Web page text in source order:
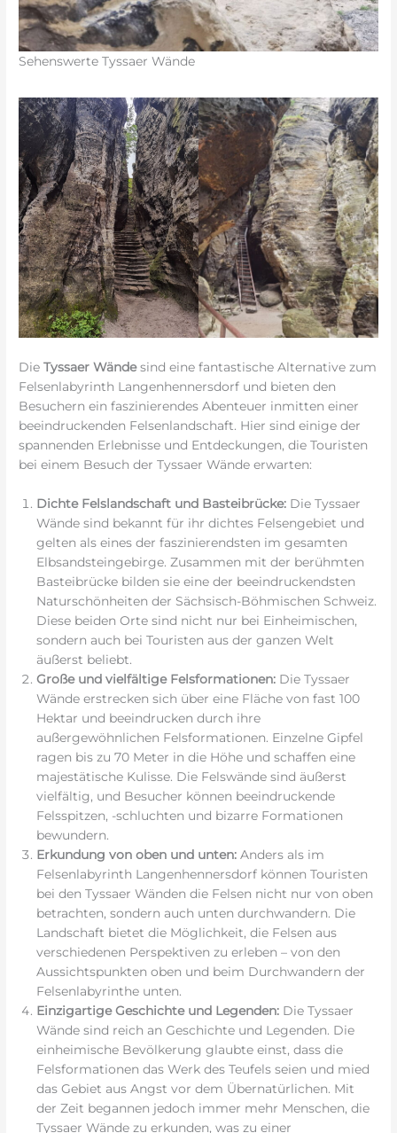
Sehenswerte Tyssaer Wände
DieTyssaer Wändesind eine fantastische Alternative zum
Felsenlabyrinth Langenhennersdorf und bieten den
Besuchern ein faszinierendes Abenteuer inmitten einer
beeindruckenden Felsenlandschaft. Hier sind einige der
spannenden Erlebnisse und Entdeckungen, die Touristen
bei einem Besuch der Tyssaer Wände erwarten:
Dichte Felslandschaft und Basteibrücke: Die Tyssaer
Wände sind bekannt für ihr dichtes Felsengebiet und
gelten als eines der faszinierendsten im gesamten
Elbsandsteingebirge. Zusammen mit der berühmten
Basteibrücke bilden sie eine der beeindruckendsten
Naturschönheiten der Sächsisch-Böhmischen Schweiz.
Diese beiden Orte sind nicht nur bei Einheimischen,
sondern auch bei Touristen aus der ganzen Welt
äußerst beliebt.
Große und vielfältige Felsformationen: Die Tyssaer
Wände erstrecken sich über eine Fläche von fast 100
Hektar und beeindrucken durch ihre
außergewöhnlichen Felsformationen. Einzelne Gipfel
ragen bis zu 70 Meter in die Höhe und schaffen eine
majestätische Kulisse. Die Felswände sind äußerst
vielfältig, und Besucher können beeindruckende
Felsspitzen, -schluchten und bizarre Formationen
bewundern.
Erkundung von oben und unten: Anders als im
Felsenlabyrinth Langenhennersdorf können Touristen
bei den Tyssaer Wänden die Felsen nicht nur von oben
betrachten, sondern auch unten durchwandern. Die
Landschaft bietet die Möglichkeit, die Felsen aus
verschiedenen Perspektiven zu erleben – von den
Aussichtspunkten oben und beim Durchwandern der
Felsenlabyrinthe unten.
Einzigartige Geschichte und Legenden: Die Tyssaer
Wände sind reich an Geschichte und Legenden. Die
einheimische Bevölkerung glaubte einst, dass die
Felsformationen das Werk des Teufels seien und mied
das Gebiet aus Angst vor dem Übernatürlichen. Mit
der Zeit begannen jedoch immer mehr Menschen, die
Tyssaer Wände zu erkunden, was zu einer